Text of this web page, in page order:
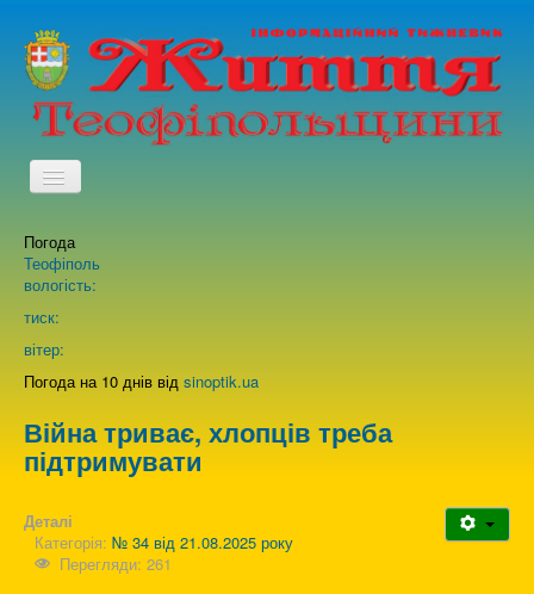
TPL_PROTOSTAR_TOGGLE_MENU
Про нас
Зворотній зв'язок
Погода
Теофіполь
вологість:
тиск:
вітер:
Погода на 10 днів від sinoptik.ua
Війна триває, хлопців треба
підтримувати
Деталі
Категорія: № 34 від 21.08.2025 року
Перегляди: 261